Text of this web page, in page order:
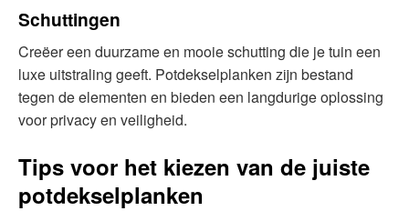
Schuttingen
Creëer een duurzame en mooie schutting die je tuin een
luxe uitstraling geeft. Potdekselplanken zijn bestand
tegen de elementen en bieden een langdurige oplossing
voor privacy en veiligheid.
Tips voor het kiezen van de juiste
potdekselplanken